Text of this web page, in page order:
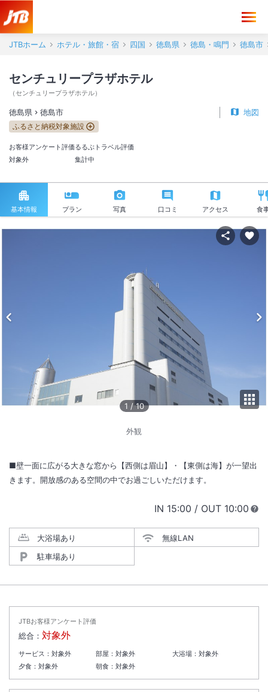
JTBホーム ホテル・旅館・宿 四国 徳島県 徳島・鳴門 徳島市
センチュリープラザホテル
（ センチュリープラザホテル）
徳島県 徳島市 地図
ふるさと納税対象施設
お客様アンケート評価
対象外
るるぶトラベル評価
集計中
基本情報 プラン 写真 口コミ アクセス 食
1 /10
外観
■壁一面に広がる大きな窓から【西側は眉山】・【東側は海】が一望出
きます。開放感のある空間の中でお過ごしいただけます。
IN チェックイン
15:00 / OUT チェック
10:00
大浴場あり
無線LAN
駐車場あり
JTBお客様アンケート評価
総合： 対象外
サービス： 対象外 部屋： 対象外 大浴場：対象外
夕食： 対象外 朝食： 対象外